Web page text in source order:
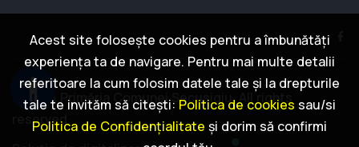
accessibility
© 2024 Primăria Comunei Secusigiu. All rights
reserved.
Acest site folosește cookies pentru a îmbunătăți
experiența ta de navigare. Pentru mai multe detalii
referitoare la cum folosim datele tale și la drepturile
tale te invităm să citești: Politica de cookies sau/si
Politica de Confidențialitate și dorim să confirmi